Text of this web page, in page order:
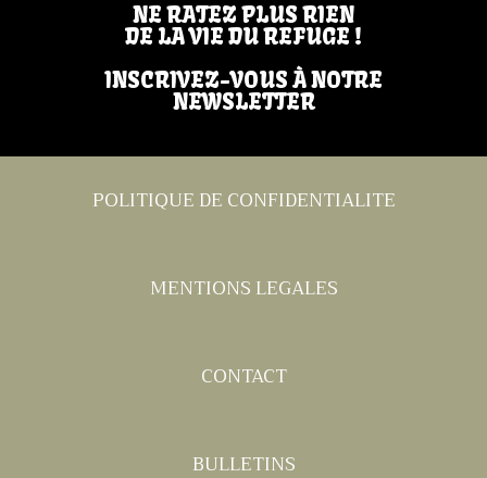
NE RATEZ PLUS RIEN
DE LA VIE DU REFUGE !
INSCRIVEZ-VOUS À NOTRE
NEWSLETTER
POLITIQUE DE CONFIDENTIALITE
MENTIONS LEGALES
CONTACT
BULLETINS